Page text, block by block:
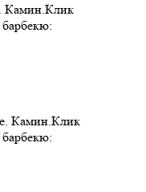
Камин.Клик
Камин.Клик